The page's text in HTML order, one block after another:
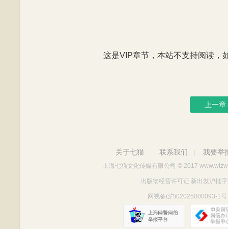
这是VIP章节，本站不支持阅读，
上一章
关于七猫 联系我们 我要举
上海七猫文化传媒有限公司 © 2017
出版物经营许可证 新出发沪批
网视备(沪)02025000093-1